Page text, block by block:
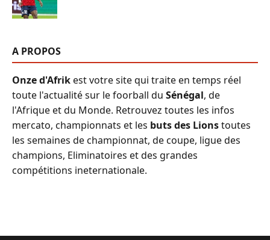
A PROPOS
Onze d'Afrikest votre site qui traite en temps réel
toute l'actualité sur le foorball du Sénégal, de
l'Afrique et du Monde. Retrouvez toutes les infos
mercato, championnats et les buts des Lionstoutes
les semaines de championnat, de coupe, ligue des
champions, Eliminatoires et des grandes
compétitions ineternationale.